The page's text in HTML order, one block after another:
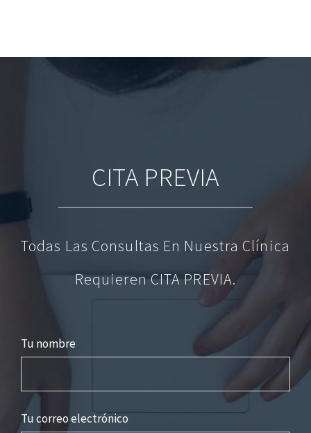
CITA PREVIA
Todas Las Consultas En Nuestra Clínica
Requieren CITA PREVIA.
Tu nombre
Tu correo electrónico